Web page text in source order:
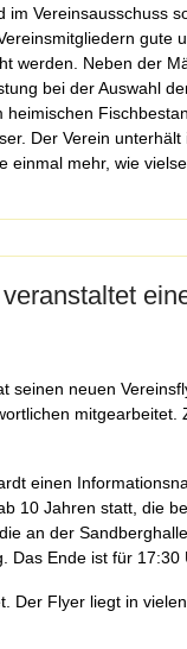
Vereinsausschuss
werden. Neben der
bei der Auswahl
Der Verein
einmal mehr, wie
seinen neuen
einen
10 Jahren statt, die
an der
Ende ist für
Der Flyer liegt in